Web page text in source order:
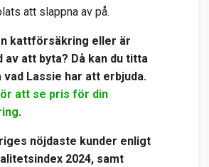
att slappna av på.
kattförsäkring eller är
av att byta? Då kan du titta
vad Lassie har att erbjuda.
att se pris för din
.
nöjdaste kunder enligt
2024, samt